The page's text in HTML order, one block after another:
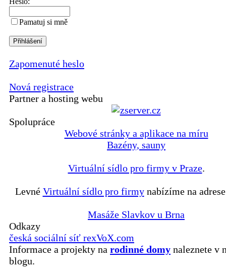
Pamatuj si mně
Zapomenuté heslo
Nová registrace
Partner a hosting webu
Spolupráce
Webové stránky a aplikace na míru
Bazény, sauny
Virtuální sídlo pro firmy v Praze.
Levné Virtuální sídlo pro firmynabízíme na
Masáže Slavkov u Brna
Odkazy
česká sociální síť rexVoX.com
Informace a projekty na rodinné domy naleznete v
blogu.